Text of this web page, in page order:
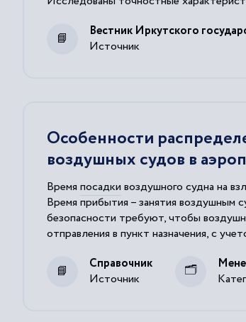
Источник
Вестник Иркутского
Особенности
воздушных судов в
Время посадки воздушного судна на
Время прибытия – занятия воздушным
безопасности требуют, чтобы
отправления в пункт назначения, с
Источник
Справочник